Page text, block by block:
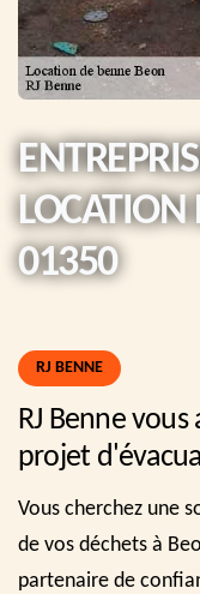
LOCATION
01350
RJ BENNE
RJ Benne
projet
Vous cherchez une
de vos déchets à
partenaire de